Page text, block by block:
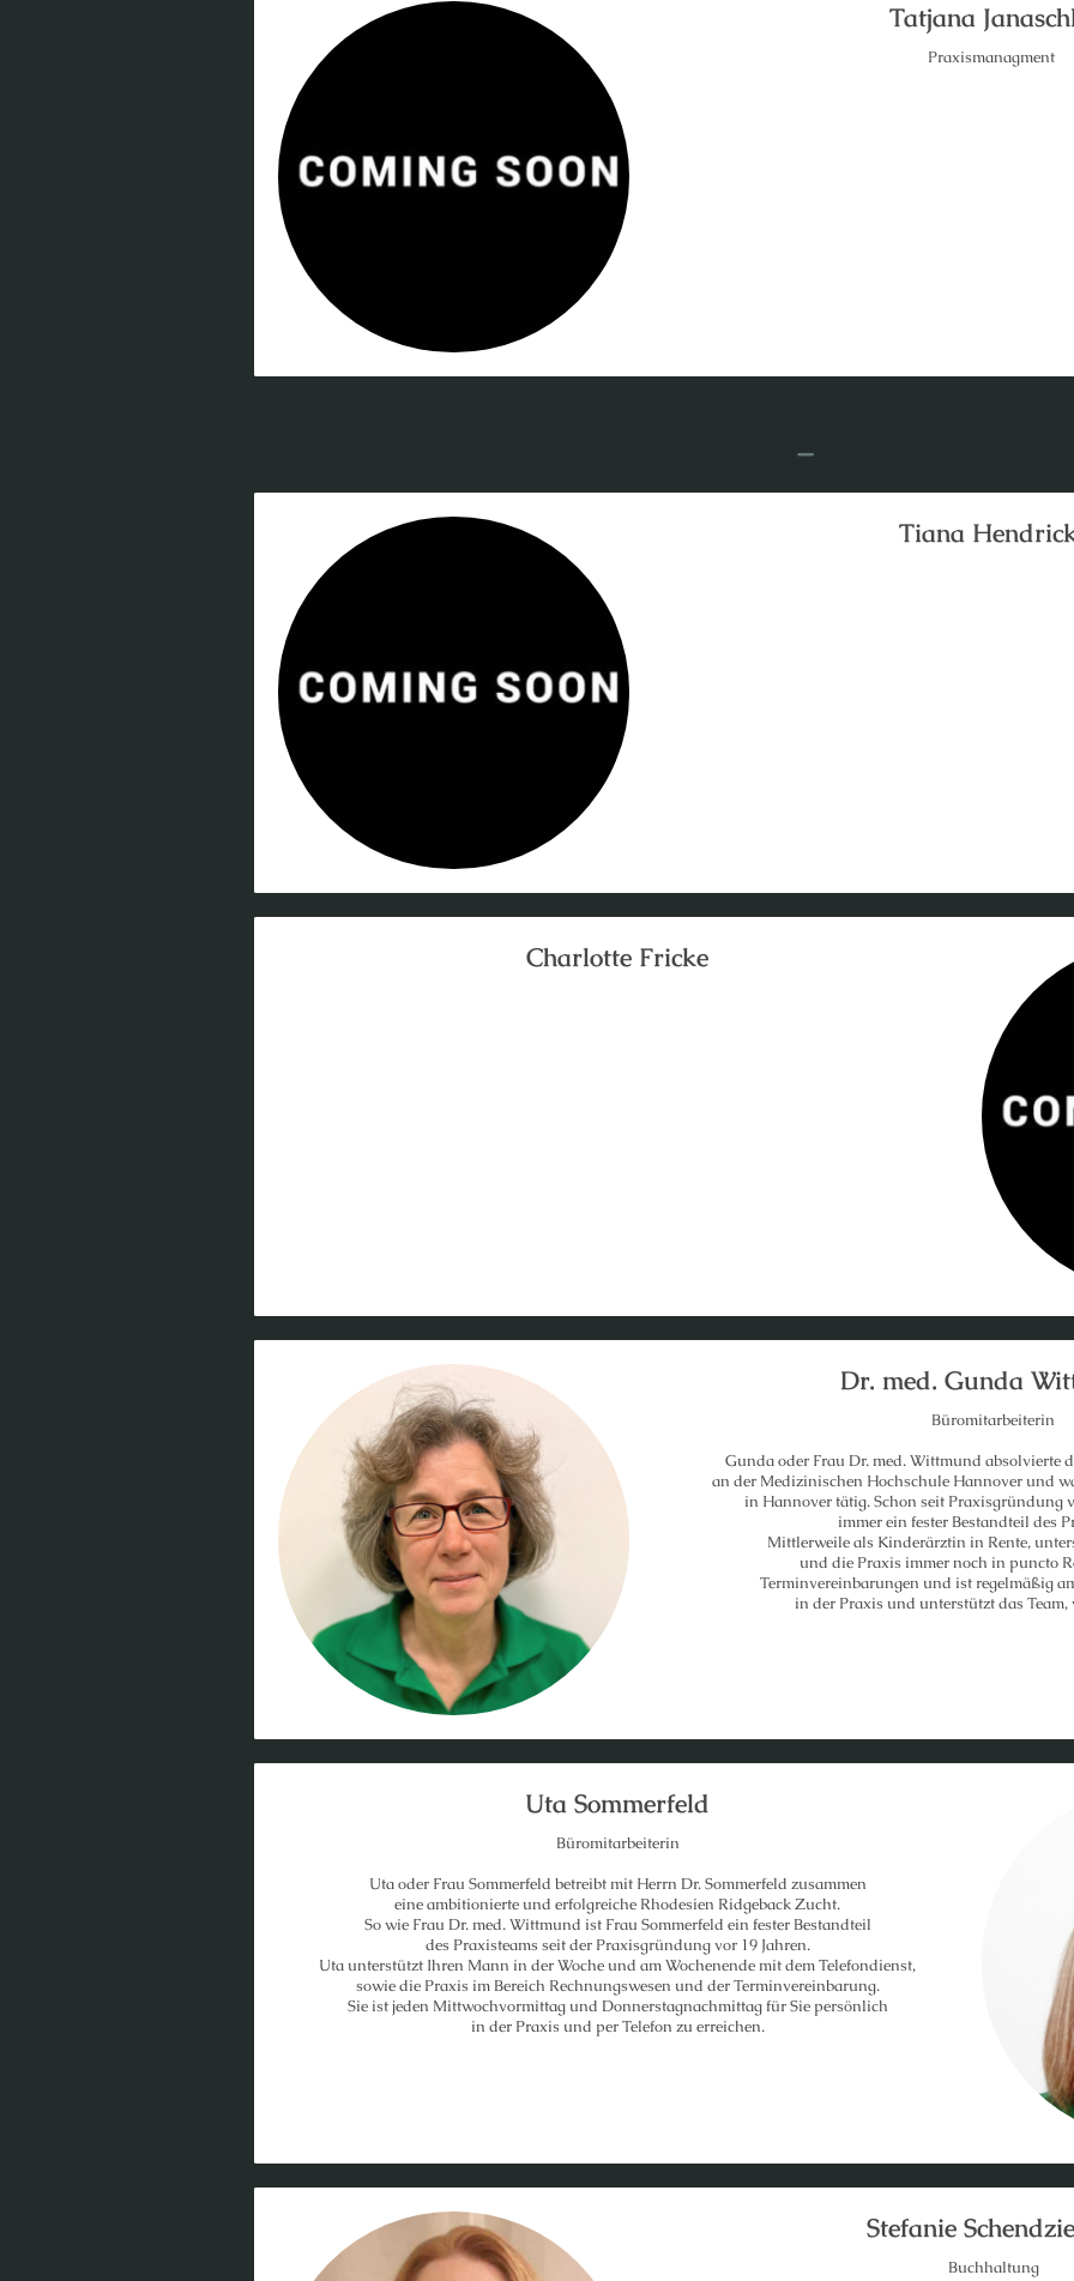
Tatjana
Praxismanagment
-
Tiana
Charlotte Fricke
Dr. med. Gunda
Büromitarbeiterin
Gunda oder Frau Dr. med. Wittmund absolvierte
an der Medizinischen Hochschule Hannover und
in Hannover tätig. Schon seit Praxisgründung
immer ein fester Bestandteil des
Mittlerweile als Kinderärztin in Rente,
und die Praxis immer noch in puncto
Terminvereinbarungen und ist regelmäßig
in der Praxis und unterstützt das
Uta Sommerfeld
Büromitarbeiterin
Uta oder Frau Sommerfeld betreibt mit Herrn Dr. Sommerfeld zusammen
eine ambitionierte und erfolgreiche Rhodesien Ridgeback Zucht.
So wie Frau Dr. med. Wittmund ist Frau Sommerfeld ein fester Bestandteil
des Praxisteams seit der Praxisgründung vor 19 Jahren.
Uta unterstützt Ihren Mann in der Woche und am Wochenende mit dem Telefondienst,
sowie die Praxis im Bereich Rechnungswesen und der Terminvereinbarung.
Sie ist jeden Mittwochvormittag und Donnerstagnachmittag für Sie persönlich
in der Praxis und per Telefon zu erreichen.
Stefanie
Buchhaltung